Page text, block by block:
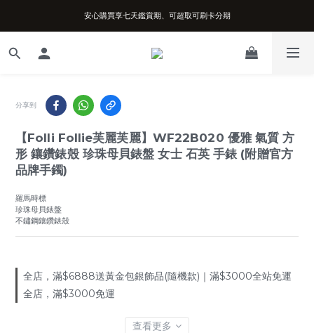
台南實體店面、兩年機芯保固、開立發票
安心購買享七天鑑賞期、可超取可刷卡分期
台南實體店面、兩年機芯保固、開立發票
分享到
【Folli Follie芙麗芙麗】WF22B020 優雅 氣質 方
形 鑲鑽錶殼 珍珠母貝錶盤 女士 石英 手錶 (附贈官方
品牌手鐲)
羅馬時標
珍珠母貝錶盤
不鏽鋼鑲鑽錶殼
全店，滿$6888送黃金包銀飾品(隨機款)｜滿$3000全站免運
全店，滿$3000免運
查看更多